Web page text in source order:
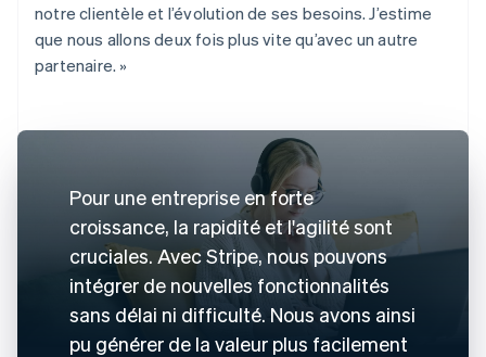
notre clientèle et l’évolution de ses besoins. J’estime
que nous allons deux fois plus vite qu’avec un autre
partenaire. »
Pour une entreprise en forte
croissance, la rapidité et l'agilité sont
cruciales. Avec Stripe, nous pouvons
intégrer de nouvelles fonctionnalités
sans délai ni difficulté. Nous avons ainsi
pu générer de la valeur plus facilement